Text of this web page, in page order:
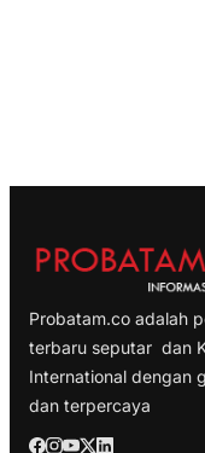
Probatam.co adalah
terbaru seputar dan
International dengan
dan terpercaya